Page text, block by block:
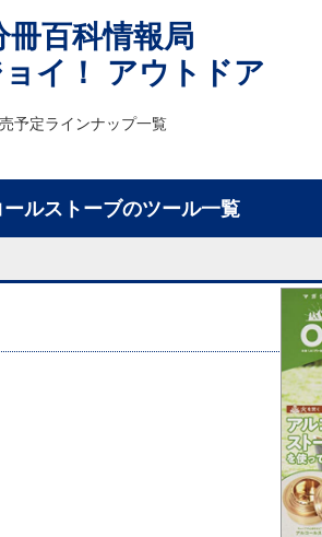
冊百科情報局
イ！ アウトドア
予定ラインナップ一覧
ルストーブのツール一覧